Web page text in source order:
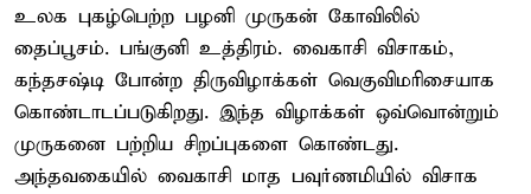
உலக புகழ்பெற்ற பழனி முருகன் கோவிலில்
தைப்பூசம். பங்குனி உத்திரம். வைகாசி விசாகம்,
கந்தசஷ்டி போன்ற திருவிழாக்கள் வெகுவிமரிசையாக
கொண்டாடப்படுகிறது. இந்த விழாக்கள் ஒவ்வொன்றும்
முருகனை பற்றிய சிறப்புகளை கொண்டது.
அந்தவகையில் வைகாசி மாத பவுர்ணமியில் விசாக